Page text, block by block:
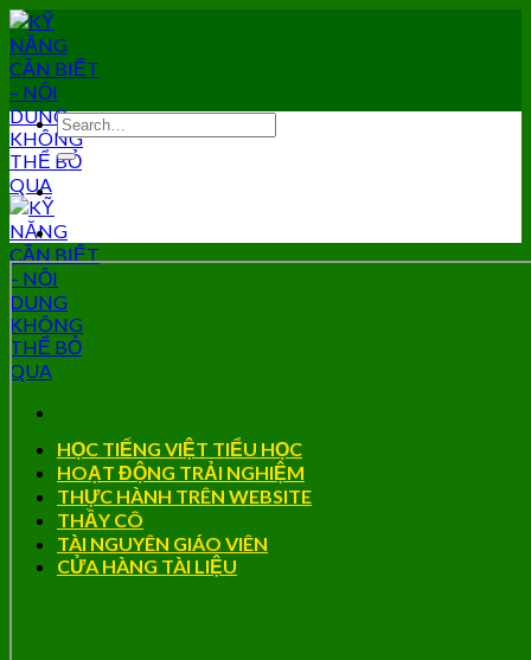
Skip
to
content
HỌC TIẾNG VIỆT TIỂU HỌC
HOẠT ĐỘNG TRẢI NGHIỆM
THỰC HÀNH TRÊN WEBSITE
THẦY CÔ
TÀI NGUYÊN GIÁO VIÊN
CỬA HÀNG TÀI LIỆU